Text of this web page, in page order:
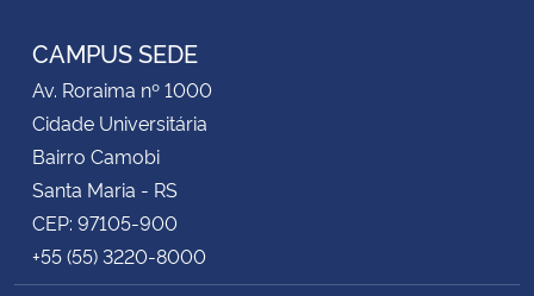
CAMPUS SEDE
Av. Roraima nº 1000
Cidade Universitária
Bairro Camobi
Santa Maria - RS
CEP: 97105-900
+55 (55) 3220-8000